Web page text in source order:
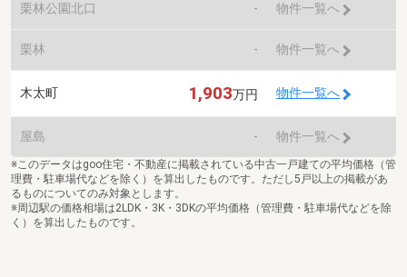
栗林公園北口 - 物件一覧へ
栗林 - 物件一覧へ
木太町 1,903万円 物件一覧へ
屋島 - 物件一覧へ
※このデータはgoo住宅・不動産に掲載されている中古一戸建ての平均価格（管
理費・駐車場代などを除く）を算出したものです。ただし5戸以上の掲載があ
るものについてのみ対象とします。
※周辺駅の価格相場は2LDK・3K・3DKの平均価格（管理費・駐車場代などを除
く）を算出したものです。